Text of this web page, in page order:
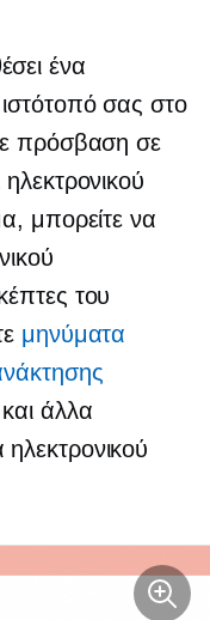
ένα
σας στο
πρόσβαση σε
μπορείτε να
του
μηνύματα
και άλλα